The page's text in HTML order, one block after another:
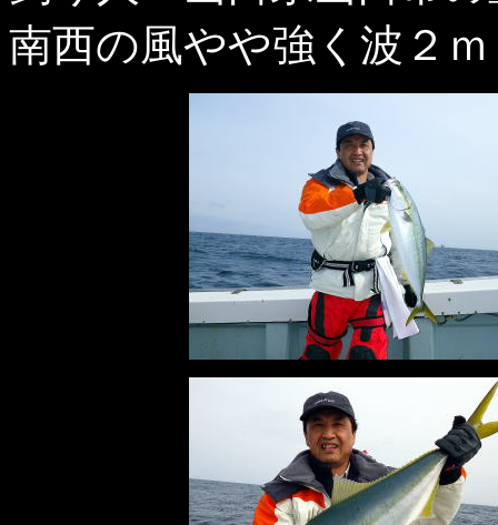
南西の風やや強く波２